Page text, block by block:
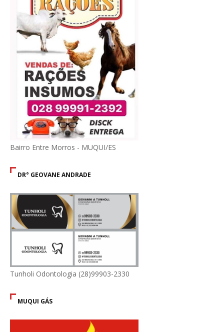
Bairro Entre Morros - MUQUI/ES
DR° GEOVANE ANDRADE
Tunholi Odontologia (28)99903-2330
MUQUI GÁS